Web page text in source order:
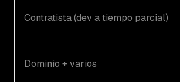
Contratista (dev a tiempo parcial)
Dominio + varios